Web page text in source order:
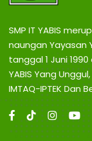
SMP IT YABIS
naungan Yayasan
tanggal 1 Juni
YABIS Yang
IMTAQ-IPTEK Dan